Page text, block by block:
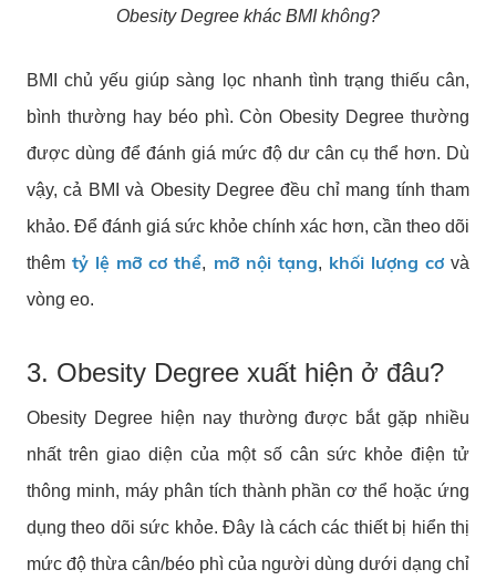
Obesity Degree khác BMI không?
BMI chủ yếu giúp sàng lọc nhanh tình trạng thiếu cân,
bình thường hay béo phì. Còn Obesity Degree thường
được dùng để đánh giá mức độ dư cân cụ thể hơn. Dù
vậy, cả BMI và Obesity Degree đều chỉ mang tính tham
khảo. Để đánh giá sức khỏe chính xác hơn, cần theo dõi
thêmtỷ lệ mỡ cơ thể, mỡ nội tạng, khối lượng cơvà
vòng eo.
3. Obesity Degree xuất hiện ở đâu?
Obesity Degree hiện nay thường được bắt gặp nhiều
nhất trên giao diện của một số cân sức khỏe điện tử
thông minh, máy phân tích thành phần cơ thể hoặc ứng
dụng theo dõi sức khỏe. Đây là cách các thiết bị hiển thị
mức độ thừa cân/béo phì của người dùng dưới dạng chỉ